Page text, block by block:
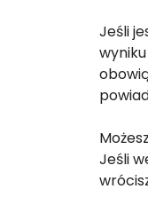
Jeśli
Jeśli